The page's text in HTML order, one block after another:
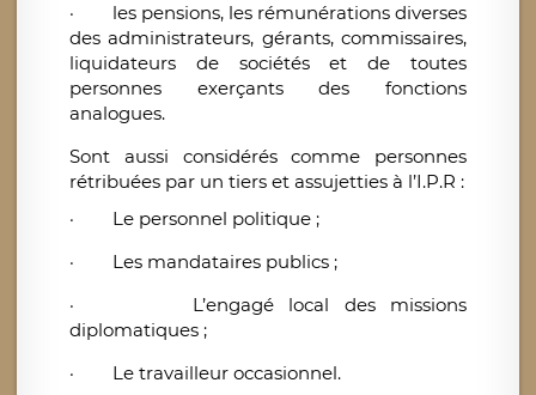
· les pensions, les rémunérations diverses
des administrateurs, gérants, commissaires,
liquidateurs de sociétés et de toutes
personnes exerçants des fonctions
analogues.
Sont aussi considérés comme personnes
rétribuées par un tiers et assujetties à l’I.P.R :
· Le personnel politique ;
· Les mandataires publics ;
· L’engagé local des missions
diplomatiques ;
· Le travailleur occasionnel.